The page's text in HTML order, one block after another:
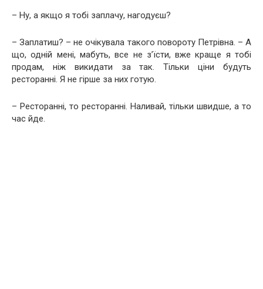
– Ну, а якщо я тобі заплачу, нагодуєш?
– Заплатиш? – не очікувала такого повороту Петрівна. – А
що, одній мені, мабуть, все не з’їсти, вже краще я тобі
продам, ніж викидати за так. Тільки ціни будуть
ресторанні. Я не гірше за них готую.
– Ресторанні, то ресторанні. Наливай, тільки швидше, а то
час йде.